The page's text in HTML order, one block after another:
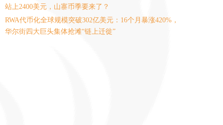
站上2400美元，山寨币季要来了？
RWA代币化全球规模突破302亿美元：16个月暴涨420%，
华尔街四大巨头集体抢滩“链上迁徙”